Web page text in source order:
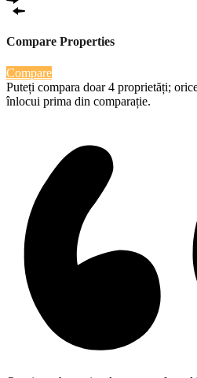
Compare Properties
Compare
Puteți compara doar 4 proprietăți;
înlocui prima din comparație.